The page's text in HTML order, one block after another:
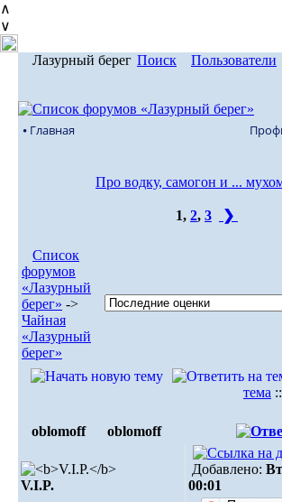
∧
∨
Лазурный берег Поиск Пользователи
⦁ Главная
Про водку, самогон и ...
1, 2, 3 ❯
Список
форумов
«Лазурный
берег» ->
Чайная
«Лазурный
берег»
тема ::
oblomoff oblomoff
V.I.P.
Добавлено:
00:01